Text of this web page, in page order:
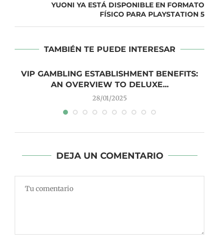
YUONI YA ESTÁ DISPONIBLE EN FORMATO
FÍSICO PARA PLAYSTATION 5
TAMBIÉN TE PUEDE INTERESAR
VIP GAMBLING ESTABLISHMENT BENEFITS:
AN OVERVIEW TO DELUXE...
28/01/2025
DEJA UN COMENTARIO